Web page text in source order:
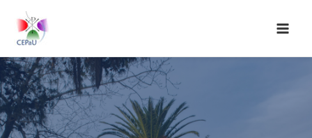
contenido